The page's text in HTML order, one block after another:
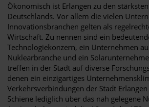
Ökonomisch ist Erlangen zu den
Deutschlands. Vor allem die vielen
Innovationsbranchen gelten als
Wirtschaft. Zu nennen sind ein
Technologiekonzern, ein Unternehmen
Nuklearbranche und ein
treffen in der Stadt auf diverse
denen ein einzigartiges
Verkehrsverbindungen der Stadt
Schiene lediglich über das nah gelegene